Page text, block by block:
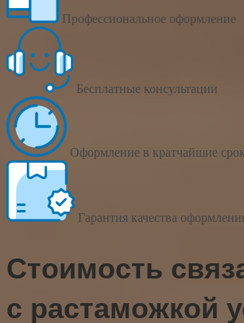
Профессиональное оформление
Бесплатные консультации
Оформление в кратчайшие
Гарантия качества
Стоимость
с растаможкой